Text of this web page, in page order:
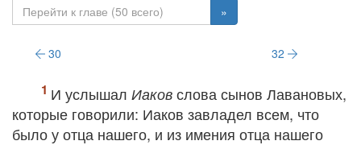
»
30 32
И услышал Иаков слова сынов Лавановых,
которые говорили: Иаков завладел всем, что
было у отца нашего, и из имения отца нашего